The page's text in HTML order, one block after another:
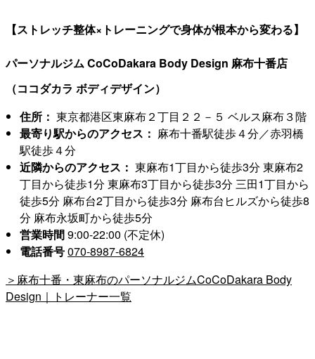
【ストレッチ整体×トレーニングで身体が根本から変わる】
パーソナルジム CoCoDakara Body Design 麻布十番店
（ココダカラ ボディデザイン）
住所： 東京都港区東麻布２丁目２２－５ ベルス麻布３階
最寄り駅からのアクセス： 麻布十番駅徒歩４分／赤羽橋
駅徒歩４分
近隣からのアクセス： 東麻布1丁目から徒歩3分 東麻布2
丁目から徒歩1分 東麻布3丁目から徒歩3分 三田1丁目から
徒歩5分 麻布台2丁目から徒歩3分 麻布台ヒルズから徒歩8
分 麻布永坂町から徒歩5分
営業時間9:00-22:00 (不定休)
電話番号070-8987-6824
＞麻布十番・東麻布のパーソナルジムCoCoDakara Body
Design｜トレーナー一覧